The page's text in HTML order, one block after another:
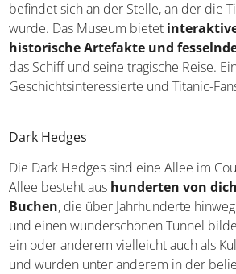
Titanic Belfast
Das Titanic Belfast ist ein
welches der Geschichte des
gewidmet ist. Es befindet sich an der
interaktive Ausstellungen,
und fesselnde Geschichten
tragische Reise. Ein Muss für
Titanic-Fans.
Dark Hedges